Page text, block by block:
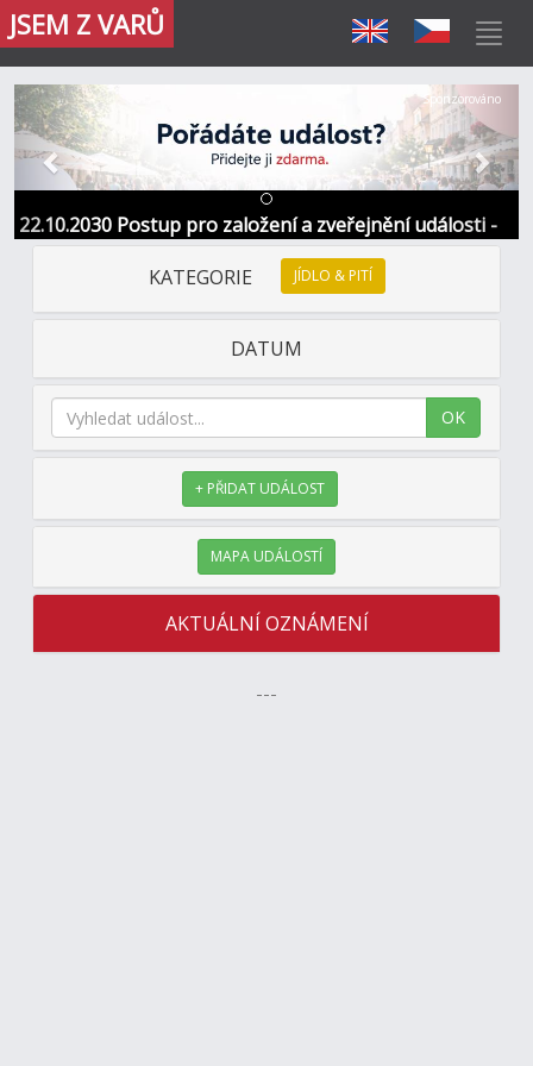
JSEM Z VARŮ
22.10.2030 Postup pro založení a zveřejnění události -
Informace / kontakt
Předchozí Další
Sponzorováno
KATEGORIE JÍDLO & PITÍ
DATUM
OK
+ PŘIDAT UDÁLOST
MAPA UDÁLOSTÍ
AKTUÁLNÍ OZNÁMENÍ
---